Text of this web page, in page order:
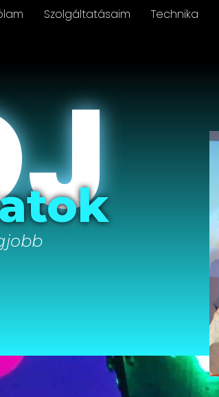
Szolgáltatásaim Technika